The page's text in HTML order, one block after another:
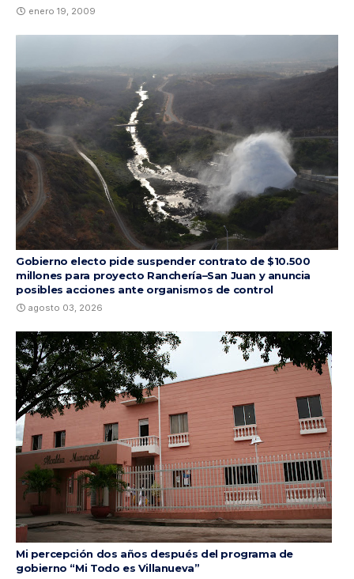
enero 19, 2009
Gobierno electo pide suspender contrato de $10.500
millones para proyecto Ranchería–San Juan y anuncia
posibles acciones ante organismos de control
agosto 03, 2026
Mi percepción dos años después del programa de
gobierno “Mi Todo es Villanueva”